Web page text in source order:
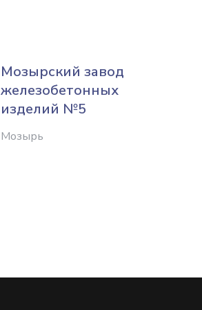
Мозырский завод
железобетонных
изделий №5
Мозырь